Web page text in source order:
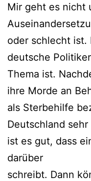
Mir geht es nicht
oder schlecht ist.
deutsche
Thema ist.
ihre Morde an
als Sterbehilfe
Deutschland
ist es gut, dass
darüber
schreibt. Dann